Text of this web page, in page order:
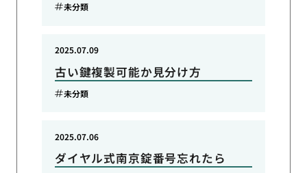
未分類
古い鍵複製可能か見分け方
2025.07.09
未分類
ダイヤル式南京錠番号忘れたら
2025.07.06